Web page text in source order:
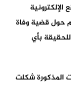
حول قضية وفاة
بأي
المذكورة شكلت